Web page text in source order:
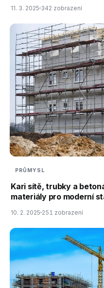
11. 3. 2025 342 zobrazení
PRŮMYSL
Kari sítě, trubky a
materiály pro moderní
10. 2. 2025 251 zobrazení